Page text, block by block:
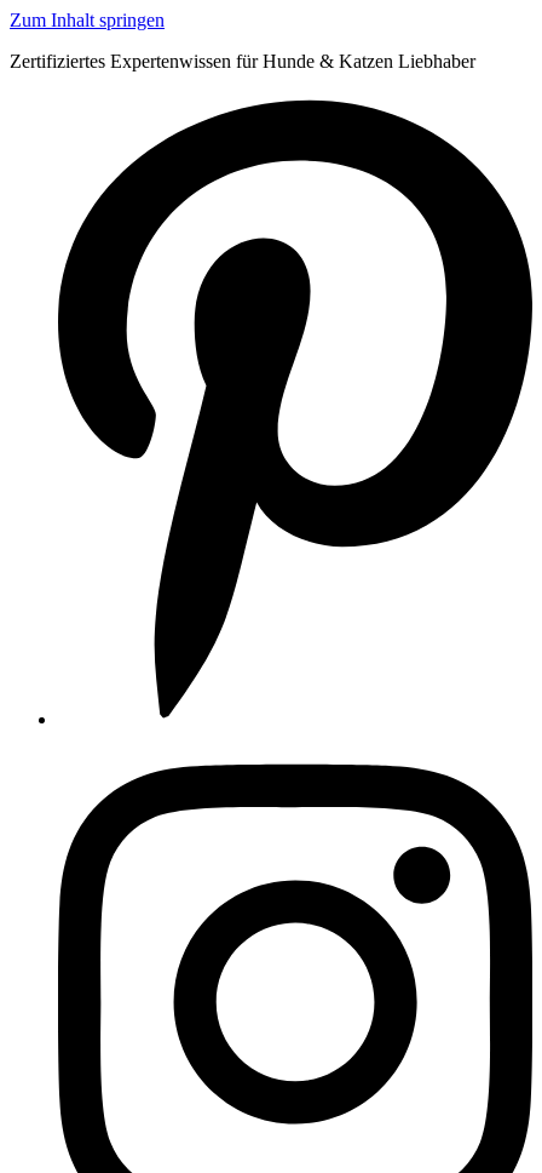
Zum Inhalt springen
Zertifiziertes Expertenwissen für Hunde & Katzen Liebhaber